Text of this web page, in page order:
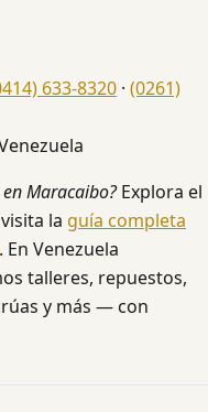
633-8320 · (0261)
Maracaibo?Explora el
la guía completa
. En Venezuela
talleres, repuestos,
y más — con